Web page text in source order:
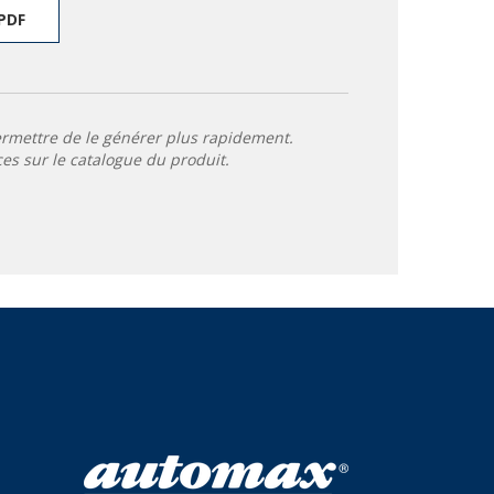
de le générer plus rapidement.
sur le catalogue du produit.